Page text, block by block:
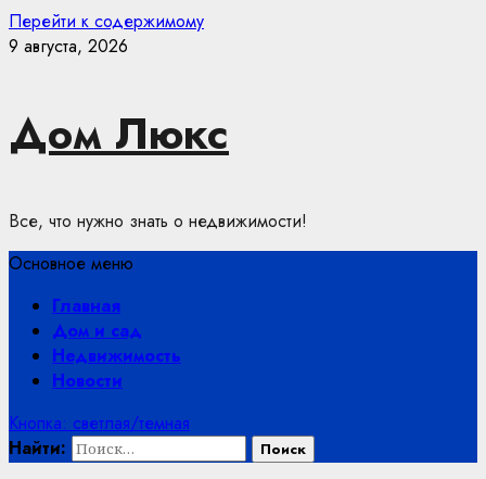
Перейти к содержимому
9 августа, 2026
Дом Люкс
Все, что нужно знать о недвижимости!
Основное меню
Главная
Дом и сад
Недвижимость
Новости
Кнопка: светлая/темная
Найти: